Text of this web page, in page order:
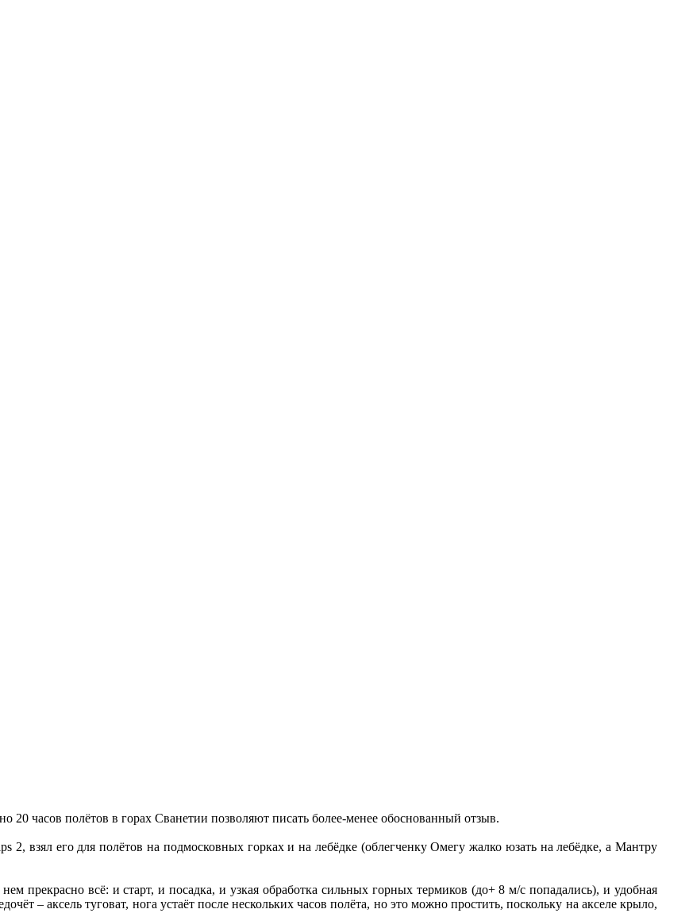
часов полётов в горах Сванетии позволяют писать более-менее обоснованный отзыв.
взял его для полётов на подмосковных горках и на лебёдке (облегченку Омегу жалко юзать на лебёдке, а Мантру
прекрасно всё: и старт, и посадка, и узкая обработка сильных горных термиков (до+ 8 м/с попадались), и удобная
– аксель туговат, нога устаёт после нескольких часов полёта, но это можно простить, поскольку на акселе крыло,